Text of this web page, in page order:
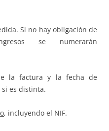
. Si no hay obligación de
se numerarán
la factura y la fecha de
es distinta.
, incluyendo el NIF.